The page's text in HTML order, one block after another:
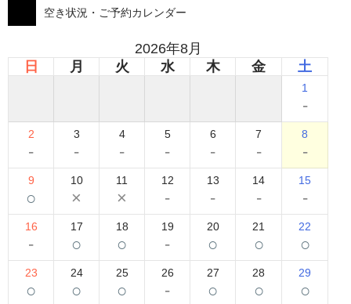
空き状況・ご予約カレンダー
2026年8月
日
月 火 水 木 金 土
1
-
2
-
3
-
4
-
5
-
6
-
7
-
8
-
9
○
10
×
11
×
12
-
13
-
14
-
15
-
16
-
17
○
18
○
19
-
20
○
21
○
22
○
23
○
24
○
25
○
26
-
27
○
28
○
29
○